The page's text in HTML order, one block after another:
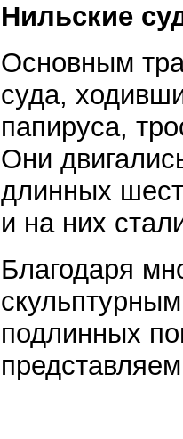
Нильские
Основным
суда,
папируса,
Они
длинных
и на них
Благодаря
подлинных